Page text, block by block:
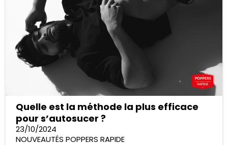
Quelle est la méthode la plus efficace
pour s’autosucer ?
23/10/2024
NOUVEAUTÉS POPPERS RAPIDE